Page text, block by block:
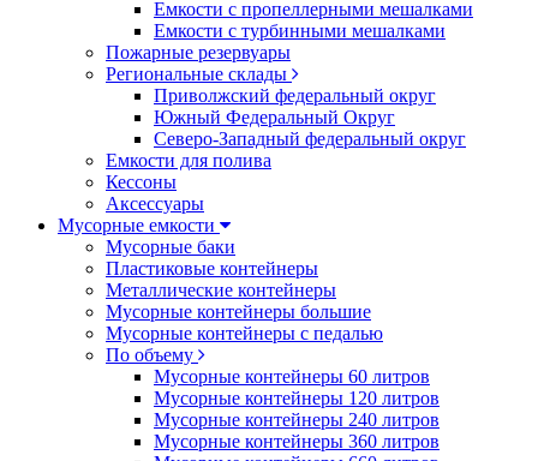
Емкости с пропеллерными мешалками
Емкости с турбинными мешалками
Пожарные резервуары
Региональные склады
Приволжский федеральный округ
Южный Федеральный Округ
Северо-Западный федеральный округ
Емкости для полива
Кессоны
Аксессуары
Мусорные емкости
Мусорные баки
Пластиковые контейнеры
Металлические контейнеры
Мусорные контейнеры большие
Мусорные контейнеры с педалью
По объему
Мусорные контейнеры 60 литров
Мусорные контейнеры 120 литров
Мусорные контейнеры 240 литров
Мусорные контейнеры 360 литров